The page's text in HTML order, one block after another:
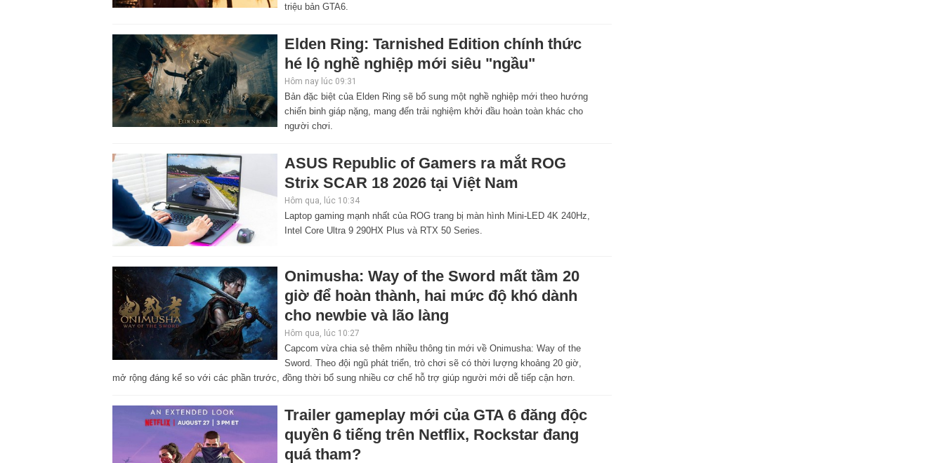
triệu bản GTA6.
Elden Ring: Tarnished Edition chính thức
hé lộ nghề nghiệp mới siêu "ngầu"
Hôm nay lúc 09:31
Bản đặc biệt của Elden Ring sẽ bổ sung một nghề nghiệp mới theo hướng
chiến binh giáp nặng, mang đến trải nghiệm khởi đầu hoàn toàn khác cho
người chơi.
ASUS Republic of Gamers ra mắt ROG
Strix SCAR 18 2026 tại Việt Nam
Hôm qua, lúc 10:34
Laptop gaming mạnh nhất của ROG trang bị màn hình Mini-LED 4K 240Hz,
Intel Core Ultra 9 290HX Plus và RTX 50 Series.
Onimusha: Way of the Sword mất tầm 20
giờ để hoàn thành, hai mức độ khó dành
cho newbie và lão làng
Hôm qua, lúc 10:27
Capcom vừa chia sẻ thêm nhiều thông tin mới về Onimusha: Way of the
Sword. Theo đội ngũ phát triển, trò chơi sẽ có thời lượng khoảng 20 giờ,
mở rộng đáng kể so với các phần trước, đồng thời bổ sung nhiều cơ chế hỗ trợ giúp người mới dễ tiếp cận hơn.
Trailer gameplay mới của GTA 6 đăng độc
quyền 6 tiếng trên Netflix, Rockstar đang
quá tham?